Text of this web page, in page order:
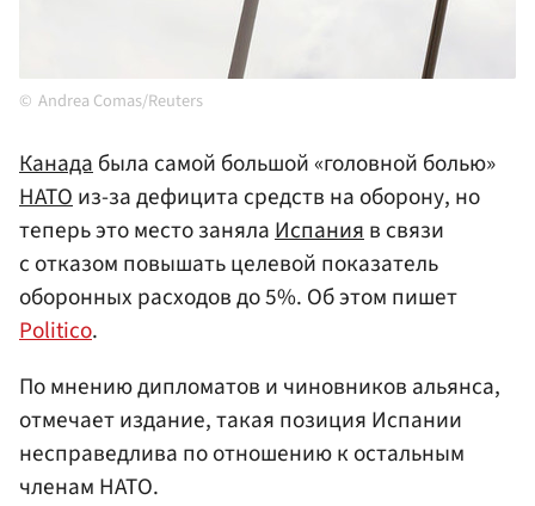
Andrea Comas/Reuters
Канадабыла самой большой «головной болью»
НАТОиз-за дефицита средств на оборону, но
теперь это место занялаИспанияв связи
с отказом повышать целевой показатель
оборонных расходов до 5%. Об этом пишет
Politico.
По мнению дипломатов и чиновников альянса,
отмечает издание, такая позиция Испании
несправедлива по отношению к остальным
членам НАТО.